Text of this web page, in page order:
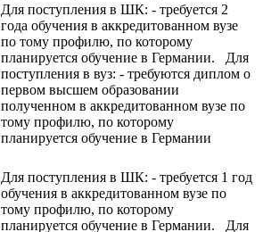
Для поступления в ШК: - требуется 2
года обучения в аккредитованном вузе
по тому профилю, по которому
планируется обучение в Германии. Для
поступления в вуз: - требуются диплом о
первом высшем образовании
полученном в аккредитованном вузе по
тому профилю, по которому
планируется обучение в Германии
Для поступления в ШК: - требуется 1 год
обучения в аккредитованном вузе по
тому профилю, по которому
планируется обучение в Германии. Для